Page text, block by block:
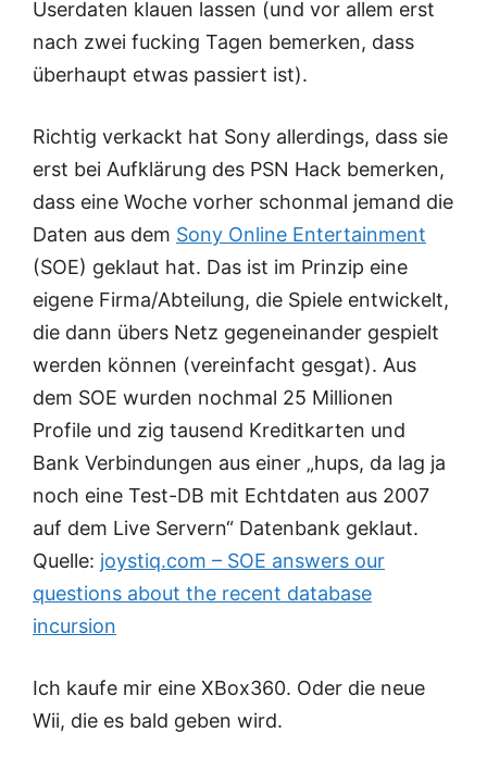
Userdaten klauen lassen (und vor allem erst
nach zwei fucking Tagen bemerken, dass
überhaupt etwas passiert ist).
Richtig verkackt hat Sony allerdings, dass sie
erst bei Aufklärung des PSN Hack bemerken,
dass eine Woche vorher schonmal jemand die
Daten aus dem Sony Online Entertainment
(SOE) geklaut hat. Das ist im Prinzip eine
eigene Firma/Abteilung, die Spiele entwickelt,
die dann übers Netz gegeneinander gespielt
werden können (vereinfacht gesgat). Aus
dem SOE wurden nochmal 25 Millionen
Profile und zig tausend Kreditkarten und
Bank Verbindungen aus einer „hups, da lag ja
noch eine Test-DB mit Echtdaten aus 2007
auf dem Live Servern“ Datenbank geklaut.
Quelle: joystiq.com – SOE answers our
questions about the recent database
incursion
Ich kaufe mir eine XBox360. Oder die neue
Wii, die es bald geben wird.